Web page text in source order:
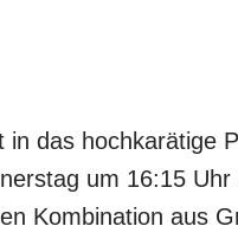
das hochkarätige
um 16:15
Kombination aus